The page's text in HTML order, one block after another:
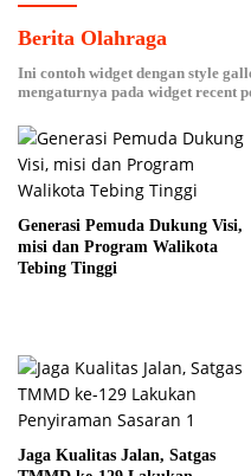
Berita Olahraga
Ini contoh widget dengan style
mengaturnya pada widget recent
Generasi Pemuda Dukung Visi,
misi dan Program Walikota
Tebing Tinggi
Jaga Kualitas Jalan, Satgas